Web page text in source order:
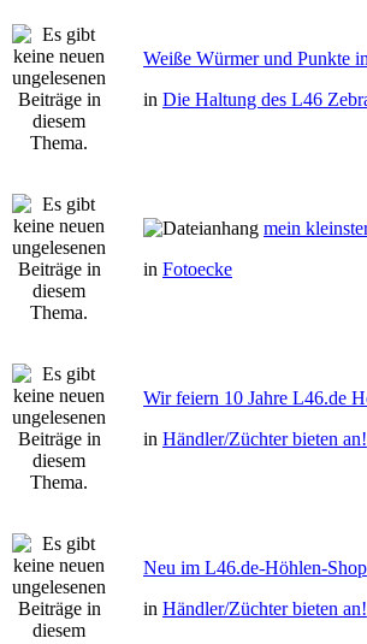
Weiße Würmer und Punkte
in Die Haltung des L46
mein
in Fotoecke
Wir feiern 10 Jahre L46.de
in Händler/Züchter bieten an!
Neu im L46.de-Höhlen-Shop
in Händler/Züchter bieten an!